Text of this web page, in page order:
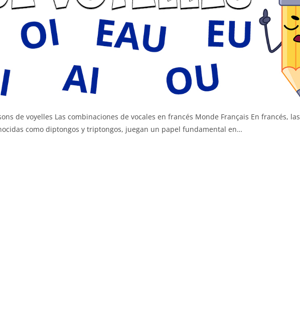
de voyelles Las combinaciones de vocales en francés Monde Français En francés, las
como diptongos y triptongos, juegan un papel fundamental en…